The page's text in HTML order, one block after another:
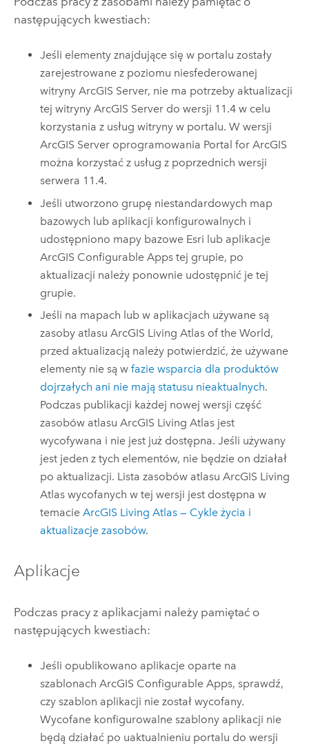
następujących kwestiach:
Jeśli elementy znajdujące się w portalu zostały
zarejestrowane z poziomu niesfederowanej
witrynyArcGIS Server, nie ma potrzeby aktualizacji
tej witrynyArcGIS Server do wersji 11.4 w celu
korzystania z usług witryny w portalu. W wersji
ArcGIS Server oprogramowania Portal for ArcGIS
można korzystać z usług z poprzednich wersji
serwera 11.4.
Jeśli utworzono grupę niestandardowych map
bazowych lub aplikacji konfigurowalnych i
udostępniono mapy bazowe Esri lub aplikacje
ArcGIS Configurable Apps tej grupie, po
aktualizacji należy ponownie udostępnić je tej
grupie.
Jeśli na mapach lub w aplikacjach używane są
zasoby atlasuArcGIS Living Atlas of the World,
przed aktualizacją należy potwierdzić, że używane
elementy nie są wfazie wsparcia dla produktów
dojrzałych ani nie mają statusu nieaktualnych.
Podczas publikacji każdej nowej wersji część
zasobów atlasuArcGIS Living Atlas jest
wycofywana i nie jest już dostępna. Jeśli używany
jest jeden z tych elementów, nie będzie on działał
po aktualizacji. Lista zasobów atlasuArcGIS Living
Atlas wycofanych w tej wersji jest dostępna w
temacieArcGIS Living Atlas — Cykle życia i
aktualizacje zasobów.
Aplikacje
Podczas pracy z aplikacjami należy pamiętać o
następujących kwestiach:
Jeśli opublikowano aplikacje oparte na
szablonachArcGIS Configurable Apps, sprawdź,
czy szablon aplikacji nie został wycofany.
Wycofane konfigurowalne szablony aplikacji nie
będą działać po uaktualnieniu portalu do wersji